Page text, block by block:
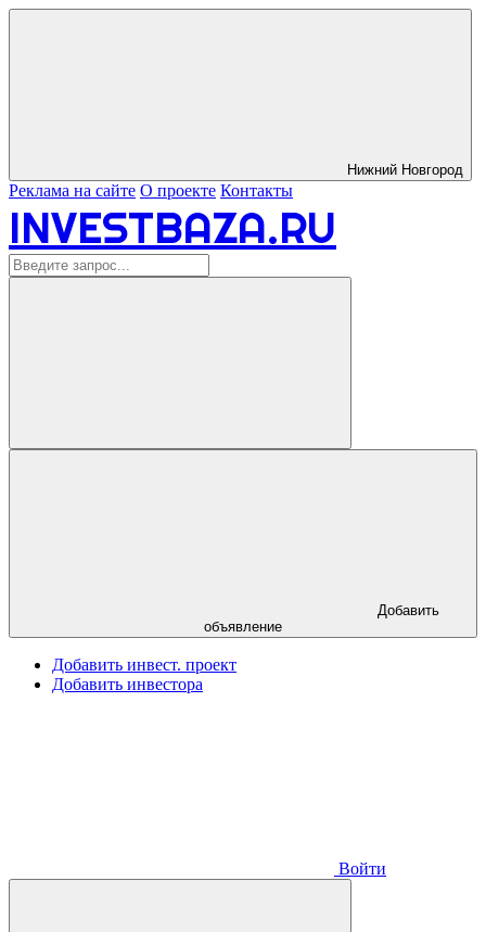
Нижний Новгород
Реклама на сайте О проекте Контакты
INVESTBAZA.RU
объявление
Добавить инвест. проект
Добавить инвестора
Войти